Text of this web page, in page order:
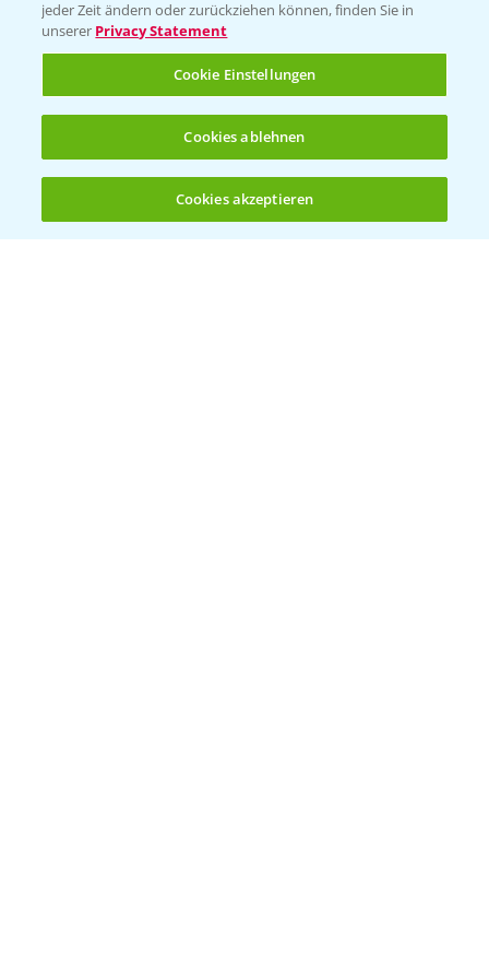
(noch 4)
Infos
LINKS
Apps
Wetter Aktuell
jeder Zeit ändern oder zurückziehen können, finden Sie in
unserer Privacy Statement
Cookie Einstellungen
Cookies ablehnen
Cookies akzeptieren